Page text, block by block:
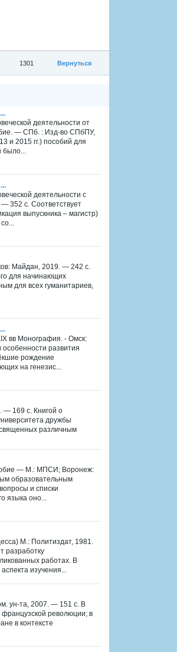
Вернуться
1301
деятельности от
— СПб. : Изд-во СПбПУ,
и 2015 гг.) пособий для
деятельности с
352 с. Соответствует
выпускника – магистр)
Майдан, 2019. — 242 с.
для начинающих
для всех гуманитариев,
вв Монография. - Омск:
развития
рождение
на генезис...
— 169 с. Книгой о
дружбы
различным
— М.: МПСИ; Воронеж:
образовательным
и списки
языка оно...
М.: Политиздат, 1981.
разработку
работах. В
изучения...
ун-та, 2007. — 151 с. В
революции; в
в контексте